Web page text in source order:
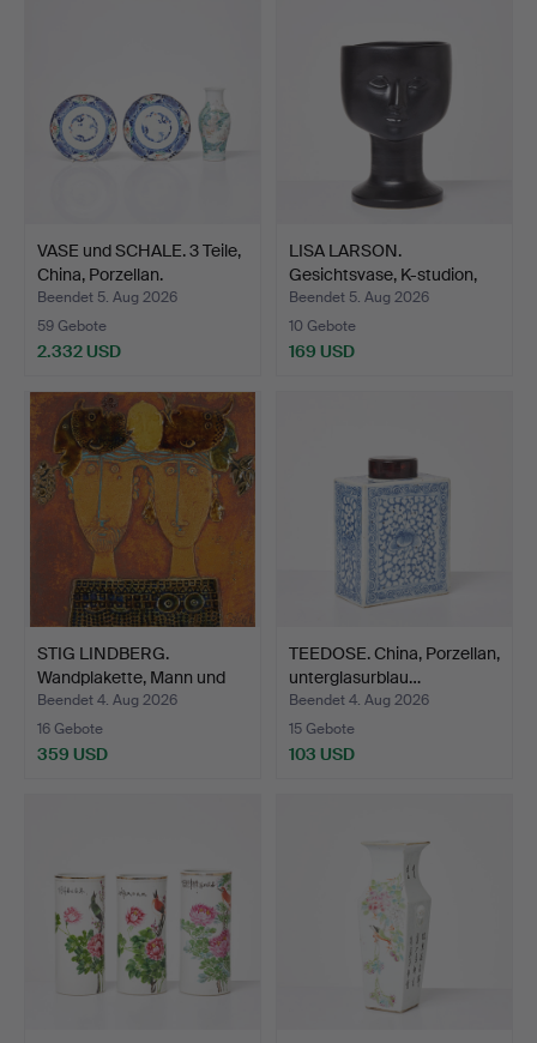
VASE und SCHALE. 3 Teile,
China, Porzellan.
Beendet 5. Aug 2026
59 Gebote
2.332 USD
LISA LARSON.
Gesichtsvase, K-studion,
Gust…
Beendet 5. Aug 2026
10 Gebote
169 USD
STIG LINDBERG.
Wandplakette, Mann und
Frau…
Beendet 4. Aug 2026
16 Gebote
359 USD
TEEDOSE. China, Porzellan,
unterglasurblau…
Beendet 4. Aug 2026
15 Gebote
103 USD